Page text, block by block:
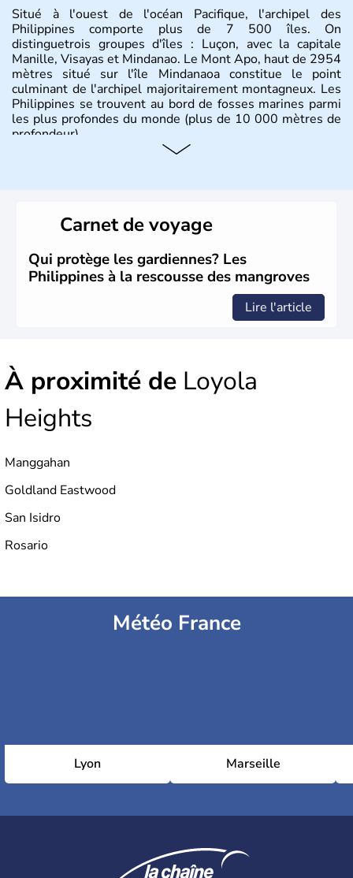
Situé à l'ouest de l'océan Pacifique, l'archipel des
Philippines comporte plus de 7 500 îles. On
distinguetrois groupes d'îles : Luçon, avec la capitale
Manille, Visayas et Mindanao. Le Mont Apo, haut de 2954
mètres situé sur l'île Mindanaoa constitue le point
culminant de l'archipel majoritairement montagneux. Les
Philippines se trouvent au bord de fosses marines parmi
les plus profondes du monde (plus de 10 000 mètres de
profondeur).
Carnet de voyage
Qui protège les gardiennes? Les
Philippines à la rescousse des mangroves
Lire l'article
À proximité de Loyola
Heights
Manggahan
Goldland Eastwood
San Isidro
Rosario
Météo France
Lyon Marseille